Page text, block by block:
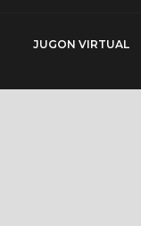
JUGON VIRTUAL